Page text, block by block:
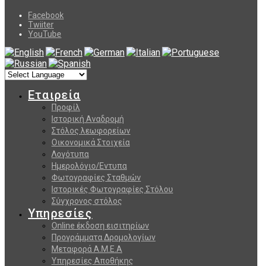
Facebook
Twiiter
YouTube
Εταιρεία
Προφίλ
Ιστορική Αναδρομή
Στόλος λεωφορείων
Οικονομικά Στοιχεία
Λογότυπα
Ημερολόγιο/Εντυπα
Φωτογραφίες Σταθμών
Ιστορικές Φωτογραφίες Στόλου
Σύγχρονος στόλος
Υπηρεσίες
Online έκδοση εισιτηρίων
Προγράμματα Δρομολογίων
Μεταφορά Α.Μ.Ε.Α
Υπηρεσίες Αποθήκης